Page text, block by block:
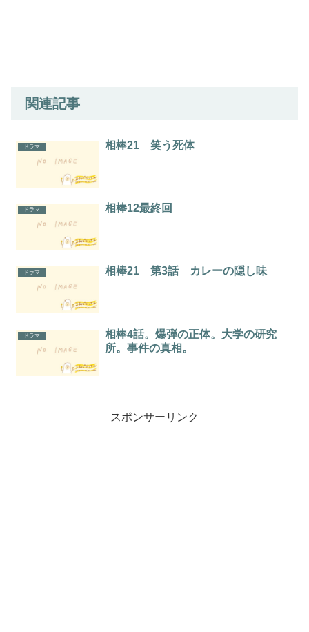
関連記事
ドラマ 相棒21 笑う死体
ドラマ 相棒12最終回
ドラマ 相棒21 第3話 カレーの隠し味
ドラマ
相棒4話。爆弾の正体。大学の研究
所。事件の真相。
スポンサーリンク